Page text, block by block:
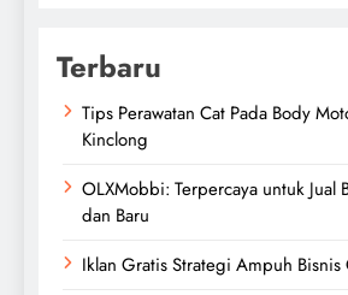
Terbaru
Tips Perawatan Cat Pada Body
Kinclong
OLXMobbi: Terpercaya untuk Jual
dan Baru
Iklan Gratis Strategi Ampuh